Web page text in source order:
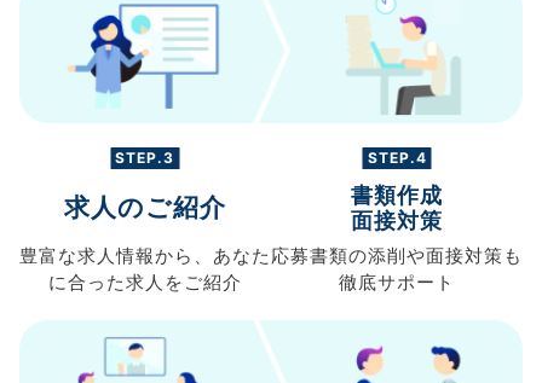
STEP.3
求人のご紹介
豊富な求人情報から、 あなた
に合った求人を ご紹介
STEP.4
書類作成
面接対策
応募書類の添削や面接対策も
徹底サポート